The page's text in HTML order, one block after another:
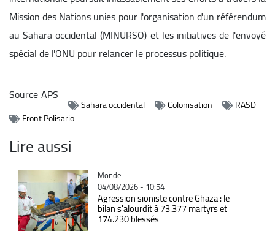
Mission des Nations unies pour l'organisation d'un référendum
au Sahara occidental (MINURSO) et les initiatives de l'envoyé
spécial de l'ONU pour relancer le processus politique.
SourceAPS
Sahara occidental Colonisation
RASD
Front Polisario
Lire aussi
Catégorie
Monde
04/08/2026 - 10:54
Agression sioniste contre Ghaza : le
bilan s'alourdit à 73.377 martyrs et
174.230 blessés